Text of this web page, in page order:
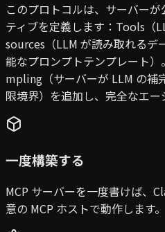
このプロトコルは、サーバー
ティブを定義します：Tools（
sources（LLM が読み取れる
能なプロンプトテンプレート
mpling（サーバーが LLM の補
限境界）を追加し、完全なエー
一度構築する
MCP サーバーを一度書けば、
意の MCP ホストで動作します。